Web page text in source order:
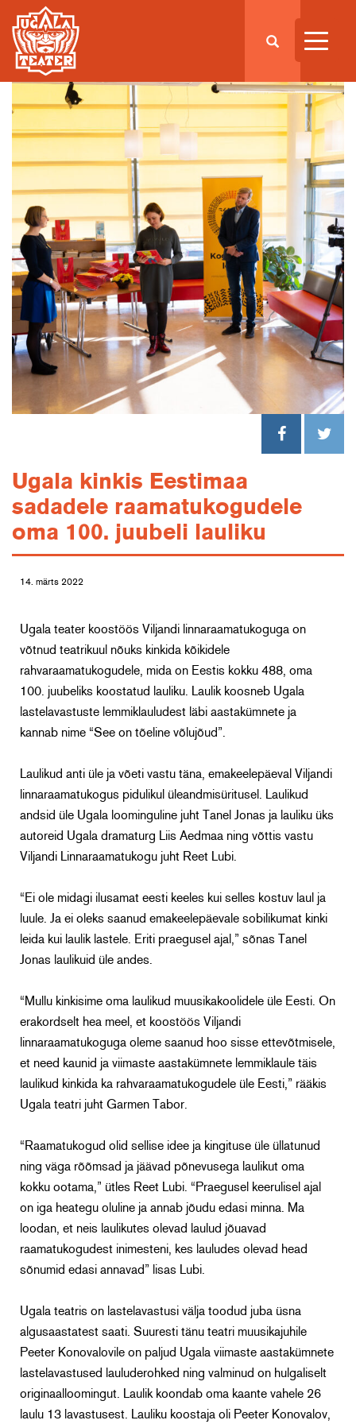
Ugala kinkis Eestimaa
sadadele raamatukogudele
oma 100. juubeli lauliku
14. märts 2022
Ugala teater koostöös Viljandi linnaraamatukoguga on
võtnud teatrikuul nõuks kinkida kõikidele
rahvaraamatukogudele, mida on Eestis kokku 488, oma
100. juubeliks koostatud lauliku. Laulik koosneb Ugala
lastelavastuste lemmiklauludest läbi aastakümnete ja
kannab nime “See on tõeline võlujõud”.
Laulikud anti üle ja võeti vastu täna, emakeelepäeval Viljandi
linnaraamatukogus pidulikul üleandmisüritusel. Laulikud
andsid üle Ugala loominguline juht Tanel Jonas ja lauliku üks
autoreid Ugala dramaturg Liis Aedmaa ning võttis vastu
Viljandi Linnaraamatukogu juht Reet Lubi.
“Ei ole midagi ilusamat eesti keeles kui selles kostuv laul ja
luule. Ja ei oleks saanud emakeelepäevale sobilikumat kinki
leida kui laulik lastele. Eriti praegusel ajal,” sõnas Tanel
Jonas laulikuid üle andes.
“Mullu kinkisime oma laulikud muusikakoolidele üle Eesti. On
erakordselt hea meel, et koostöös Viljandi
linnaraamatukoguga oleme saanud hoo sisse ettevõtmisele,
et need kaunid ja viimaste aastakümnete lemmiklaule täis
laulikud kinkida ka rahvaraamatukogudele üle Eesti,” rääkis
Ugala teatri juht Garmen Tabor.
“Raamatukogud olid sellise idee ja kingituse üle üllatunud
ning väga rõõmsad ja jäävad põnevusega laulikut oma
kokku ootama,” ütles Reet Lubi. “Praegusel keerulisel ajal
on iga heategu oluline ja annab jõudu edasi minna. Ma
loodan, et neis laulikutes olevad laulud jõuavad
raamatukogudest inimesteni, kes lauludes olevad head
sõnumid edasi annavad” lisas Lubi.
Ugala teatris on lastelavastusi välja toodud juba üsna
algusaastatest saati. Suuresti tänu teatri muusikajuhile
Peeter Konovalovile on paljud Ugala viimaste aastakümnete
lastelavastused lauluderohked ning valminud on hulgaliselt
originaalloomingut. Laulik koondab oma kaante vahele 26
laulu 13 lavastusest. Lauliku koostaja oli Peeter Konovalov,